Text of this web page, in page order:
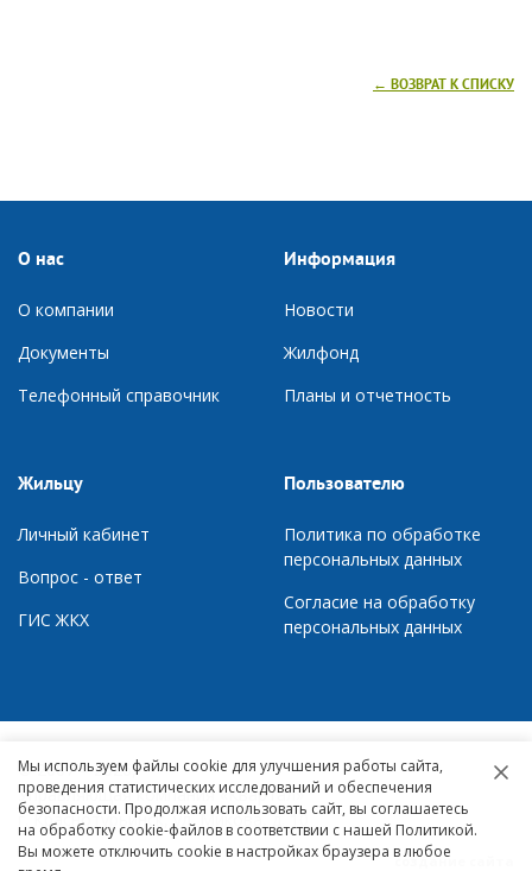
← ВОЗВРАТ К СПИСКУ
О нас
О компании
Документы
Телефонный справочник
Информация
Новости
Жилфонд
Планы и отчетность
Жильцу
Личный кабинет
Вопрос - ответ
ГИС ЖКХ
Пользователю
Политика по обработке
персональных данных
Согласие на обработку
персональных данных
© 2007 – 2026,
Управляющая компания «Квартал»
г. Краснотурьинск, ул. Микова, д. 10
создание сайта
Мы используем файлы cookie для улучшения работы сайта,
проведения статистических исследований и обеспечения
безопасности. Продолжая использовать сайт, вы соглашаетесь
на обработку cookie-файлов в соответствии с нашей Политикой.
Вы можете отключить cookie в настройках браузера в любое